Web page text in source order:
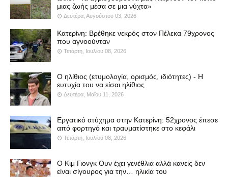
μιας ζωής μέσα σε μια νύχτα»
Δευτέρα, Αυγούστου 03, 2026
Κατερίνη: Βρέθηκε νεκρός στον Πέλεκα 79χρονος
που αγνοούνταν
Τετάρτη, Ιουλίου 08, 2026
Ο ηλίθιος (ετυμολογία, ορισμός, ιδιότητες) - Η
ευτυχία του να είσαι ηλίθιος
Δευτέρα, Μαΐου 11, 2026
Εργατικό ατύχημα στην Κατερίνη: 52χρονος έπεσε
από φορτηγό και τραυματίστηκε στο κεφάλι
Τετάρτη, Ιουλίου 08, 2026
Ο Κιμ Γιονγκ Ουν έχει γενέθλια αλλά κανείς δεν
είναι σίγουρος για την… ηλικία του